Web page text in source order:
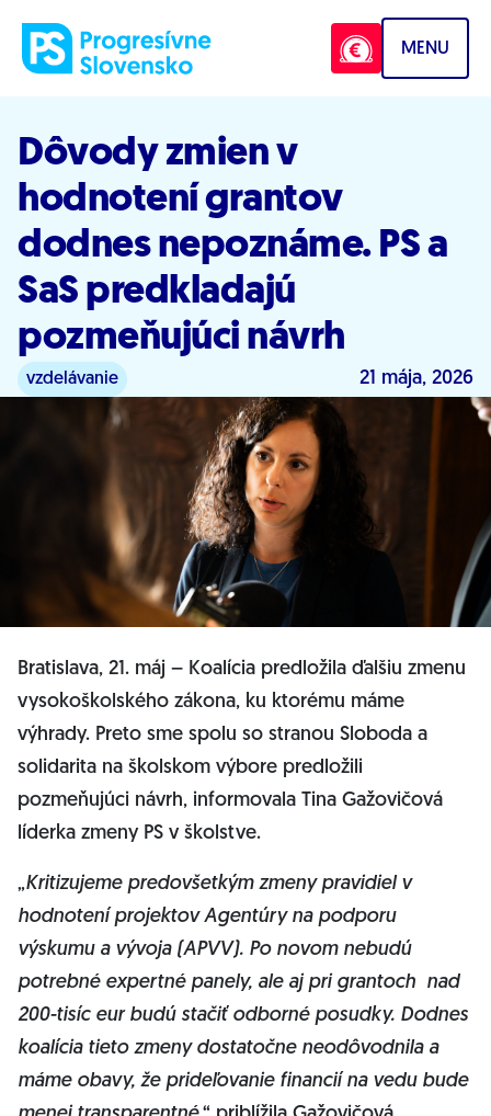
MENU
Dôvody zmien v
hodnotení grantov
dodnes nepoznáme. PS a
SaS predkladajú
pozmeňujúci návrh
vzdelávanie 21 mája, 2026
Bratislava, 21. máj – Koalícia predložila ďalšiu zmenu
vysokoškolského zákona, ku ktorému máme
výhrady. Preto sme spolu so stranou Sloboda a
solidarita na školskom výbore predložili
pozmeňujúci návrh, informovala Tina Gažovičová
líderka zmeny PS v školstve.
„Kritizujeme predovšetkým zmeny pravidiel v
hodnotení projektov Agentúry na podporu
výskumu a vývoja (APVV). Po novom nebudú
potrebné expertné panely, ale aj pri grantoch nad
200-tisíc eur budú stačiť odborné posudky. Dodnes
koalícia tieto zmeny dostatočne neodôvodnila a
máme obavy, že prideľovanie financií na vedu bude